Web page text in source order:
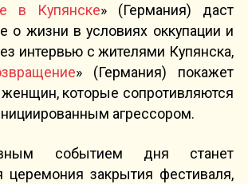
в Купянске» (Германия) даст
о жизни в условиях оккупации и
интервью с жителями Купянска,
» (Германия) покажет
которые сопротивляются
агрессором.
событием дня станет
церемония закрытия фестиваля,